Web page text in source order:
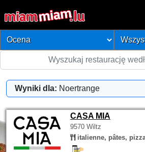
Wyniki dla: Noertrange
CASA MIA
9570 Wiltz
italienne, pâtes,